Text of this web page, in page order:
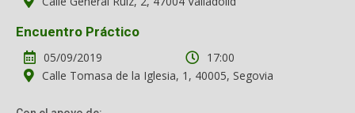
Encuentro Práctico
05/09/2019
17:00
Calle Tomasa de la Iglesia, 1, 40005, Segovia